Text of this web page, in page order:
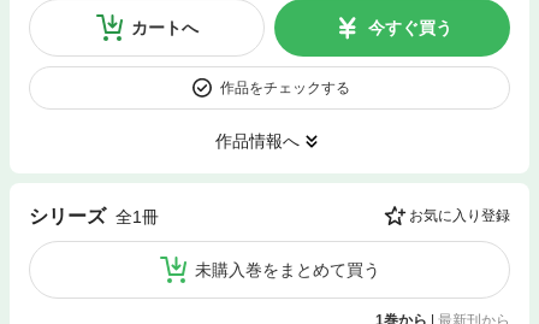
カートへ 今すぐ買う
作品をチェックする
作品情報へ
シリーズ 全1冊 お気に入り登録
未購入巻をまとめて買う
1巻から 最新刊から